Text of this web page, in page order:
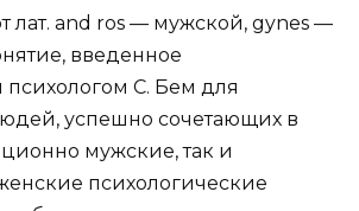
лат. and ros — мужской, gynes —
введенное
С. Бем для
успешно сочетающих в
мужские, так и
психологические